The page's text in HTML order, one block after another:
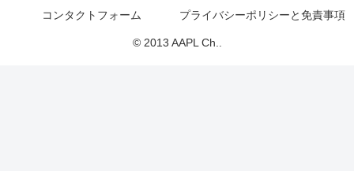
コンタクトフォーム
プライバシーポリシーと免責事項
© 2013 AAPL Ch..